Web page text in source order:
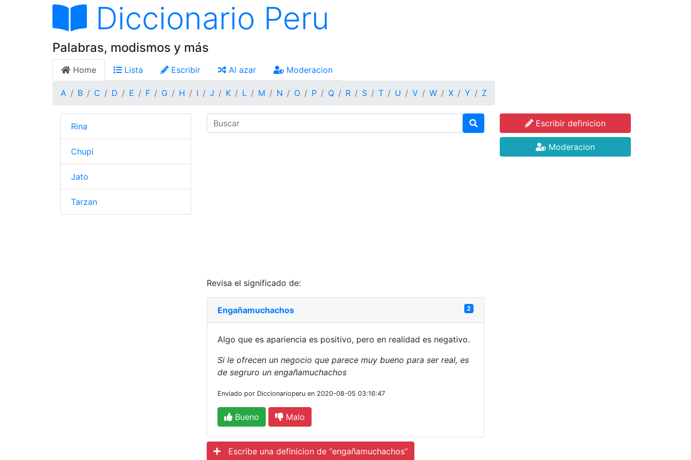
Diccionario Peru
Palabras, modismos y más
Home Lista Escribir Al azar Moderacion
A B C D E F G H I J K L M N O P Q R S T U V W X Y Z
Revisa el significado de:
Engañamuchachos 2
Algo que es apariencia es positivo, pero en realidad es negativo.
Si le ofrecen un negocio que parece muy bueno para ser real, es
de segruro un engañamuchachos
Enviado por Diccionarioperu en 2020-08-05 03:16:47
Bueno Malo
Escribe una definicion de “engañamuchachos”
Rina
Chupi
Jato
Tarzan
Escribir definicion
Moderacion